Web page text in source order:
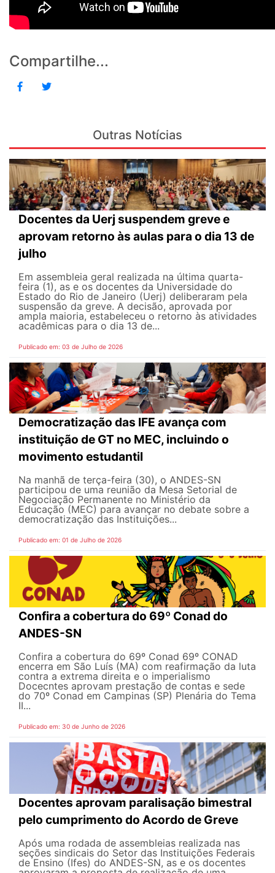
Compartilhe...
Outras Notícias
Docentes da Uerj suspendem greve e
aprovam retorno às aulas para o dia 13 de
julho
Em assembleia geral realizada na última quarta-
feira (1), as e os docentes da Universidade do
Estado do Rio de Janeiro (Uerj) deliberaram pela
suspensão da greve. A decisão, aprovada por
ampla maioria, estabeleceu o retorno às atividades
acadêmicas para o dia 13 de...
Publicado em: 03 de Julho de 2026
Democratização das IFE avança com
instituição de GT no MEC, incluindo o
movimento estudantil
Na manhã de terça-feira (30), o ANDES-SN
participou de uma reunião da Mesa Setorial de
Negociação Permanente no Ministério da
Educação (MEC) para avançar no debate sobre a
democratização das Instituições...
Publicado em: 01 de Julho de 2026
Confira a cobertura do 69º Conad do
ANDES-SN
Confira a cobertura do 69º Conad 69º CONAD
encerra em São Luís (MA) com reafirmação da luta
contra a extrema direita e o imperialismo
Docecntes aprovam prestação de contas e sede
do 70º Conad em Campinas (SP) Plenária do Tema
II...
Publicado em: 30 de Junho de 2026
Docentes aprovam paralisação bimestral
pelo cumprimento do Acordo de Greve
Após uma rodada de assembleias realizada nas
seções sindicais do Setor das Instituições Federais
de Ensino (Ifes) do ANDES-SN, as e os docentes